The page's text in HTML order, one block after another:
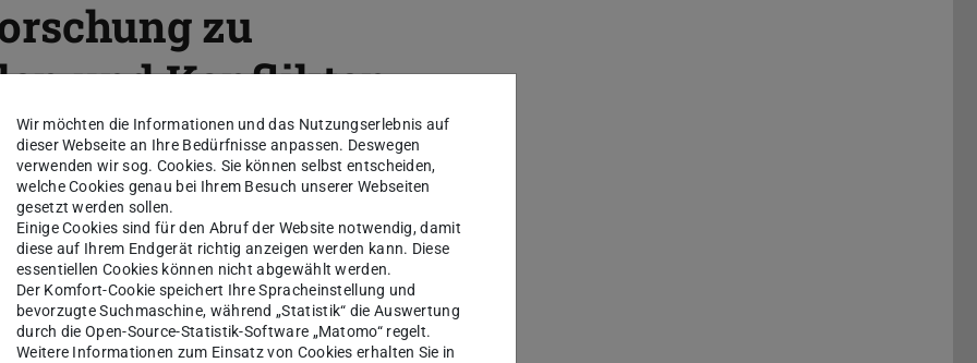
zu
und Konflikten
Professur „Friedens- und
angetreten.
02 freuen sich über die Berufung
Er übernimmt die Leitung des
am PRIF – Leibniz-Institut für Friedens- und
Wir möchten die Informationen und das Nutzungserlebnis auf
dieser Webseite an Ihre Bedürfnisse anpassen. Deswegen
verwenden wir sog. Cookies. Sie können selbst entscheiden,
welche Cookies genau bei Ihrem Besuch unserer Webseiten
gesetzt werden sollen.
Einige Cookies sind für den Abruf der Website notwendig, damit
diese auf Ihrem Endgerät richtig anzeigen werden kann. Diese
essentiellen Cookies können nicht abgewählt werden.
Der Komfort-Cookie speichert Ihre Spracheinstellung und
bevorzugte Suchmaschine, während „Statistik“ die Auswertung
durch die Open-Source-Statistik-Software „Matomo“ regelt.
Weitere Informationen zum Einsatz von Cookies erhalten Sie in